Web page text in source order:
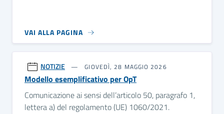
VAI ALLA PAGINA
NOTIZIE GIOVEDÌ, 28 MAGGIO 2026
Modello esemplificativo per OpT
Comunicazione ai sensi dell’articolo 50, paragrafo 1,
lettera a) del regolamento (UE) 1060/2021.